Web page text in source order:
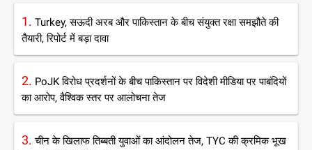
1. Turkey, सऊदी अरब और पाकिस्तान के बीच संयुक्त रक्षा समझौते की
तैयारी, रिपोर्ट में बड़ा दावा
2. PoJK विरोध प्रदर्शनों के बीच पाकिस्तान पर विदेशी मीडिया पर पाबंदियों
का आरोप, वैश्विक स्तर पर आलोचना तेज
3.चीन के खिलाफ तिब्बती युवाओं का आंदोलन तेज, TYC की क्रमिक भूख